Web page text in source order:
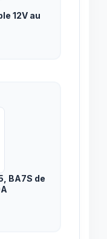
12V au
BA7S de